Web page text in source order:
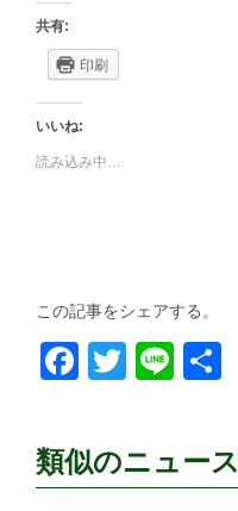
共有:
印刷
いいね:
読み込み中…
この記事をシェアする。
Facebook
Twitter
Line
類似のニュース